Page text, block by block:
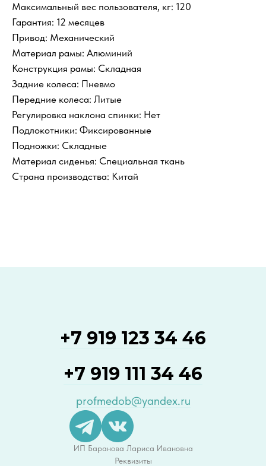
Максимальный вес пользователя, кг: 120
Гарантия: 12 месяцев
Привод: Механический
Материал рамы: Алюминий
Конструкция рамы: Складная
Задние колеса: Пневмо
Передние колеса: Литые
Регулировка наклона спинки: Нет
Подлокотники: Фиксированные
Подножки: Складные
Материал сиденья: Специальная ткань
Страна производства: Китай
+7 919 123 34 46
+7 919 111 34 46
profmedob@yandex.ru
ИП Баранова Лариса Ивановна
Реквизиты